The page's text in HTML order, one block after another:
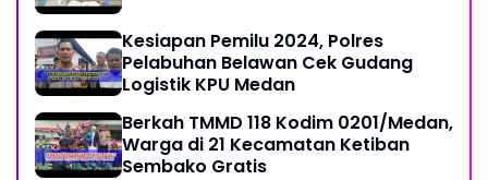
Kesiapan Pemilu 2024, Polres
Pelabuhan Belawan Cek Gudang
Logistik KPU Medan
Berkah TMMD 118 Kodim 0201/Medan,
Warga di 21 Kecamatan Ketiban
Sembako Gratis